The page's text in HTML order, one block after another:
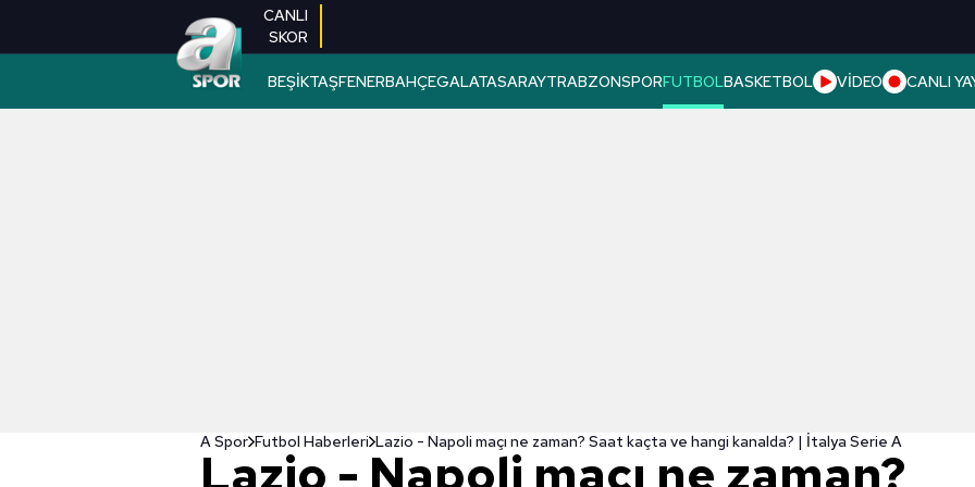
CANLI
SKOR
BEŞİKTAŞFENERBAHÇEGALATASARAYTRABZONSPORFUTBOLBASKETBOL VİDEO CANLI
A Spor Futbol Haberleri Lazio - Napoli maçı ne zaman? Saat kaçta ve hangi kanalda? | İtalya Serie A
Lazio - Napoli maçı ne zaman?